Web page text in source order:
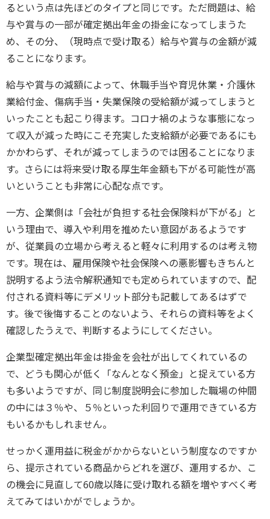
るという点は先ほどのタイプと同じです。ただ問題は、給
与や賞与の一部が確定拠出年金の掛金になってしまうた
め、その分、（現時点で受け取る）給与や賞与の金額が減
ることになります。
給与や賞与の減額によって、休職手当や育児休業・介護休
業給付金、傷病手当・失業保険の受給額が減ってしまうと
いったことも起こり得ます。コロナ禍のような事態になっ
て収入が減った時にこそ充実した支給額が必要であるにも
かかわらず、それが減ってしまうのでは困ることになりま
す。さらには将来受け取る厚生年金額も下がる可能性が高
いということも非常に心配な点です。
一方、企業側は「会社が負担する社会保険料が下がる」と
いう理由で、導入や利用を推めたい意図があるようです
が、従業員の立場から考えると軽々に利用するのは考え物
です。現在は、雇用保険や社会保険への悪影響もきちんと
説明するよう法令解釈通知でも定められていますので、配
付される資料等にデメリット部分も記載してあるはずで
す。後で後悔することのないよう、それらの資料等をよく
確認したうえで、判断するようにしてください。
企業型確定拠出年金は掛金を会社が出してくれているの
で、どうも関心が低く「なんとなく預金」と捉えている方
も多いようですが、同じ制度説明会に参加した職場の仲間
の中には３％や、５％といった利回りで運用できている方
もいるかもしれません。
せっかく運用益に税金がかからないという制度なのですか
ら、提示されている商品からどれを選び、運用するか、こ
の機会に見直して60歳以降に受け取れる額を増やすべく考
えてみてはいかがでしょうか。